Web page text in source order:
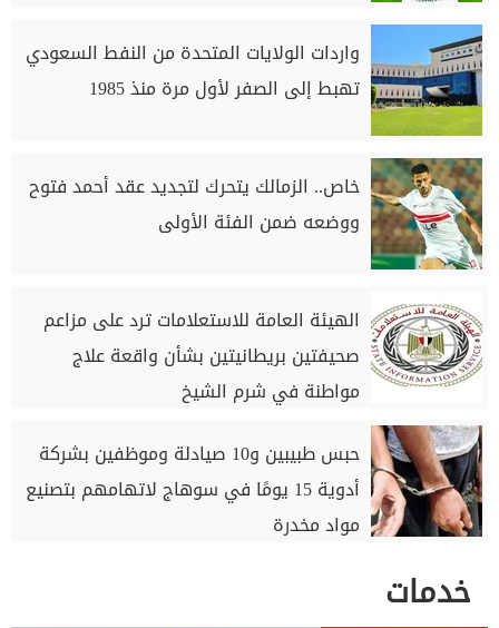
واردات الولايات المتحدة من النفط السعودي
تهبط إلى الصفر لأول مرة منذ 1985
خاص.. الزمالك يتحرك لتجديد عقد أحمد فتوح
ووضعه ضمن الفئة الأولى
الهيئة العامة للاستعلامات ترد على مزاعم
صحيفتين بريطانيتين بشأن واقعة علاج
مواطنة في شرم الشيخ
حبس طبيبين و10 صيادلة وموظفين بشركة
أدوية 15 يومًا في سوهاج لاتهامهم بتصنيع
مواد مخدرة
خدمات